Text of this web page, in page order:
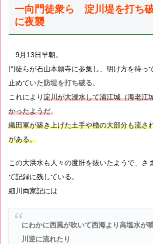
一向門徒衆ら 淀川堤を打ち
に夜襲
9月13日早朝。
門徒らが石山本願寺に参集し、明け方を待っ
止めていた防堤を打ち破る。
これにより淀川が大浸水して浦江城（海老江
かったようだ。
織田軍が築き上げた土手や櫓の大部分も流さ
がある。
この大洪水も人々の度肝を抜いたようで、さ
て記録に残している。
細川両家記には
にわかに西風が吹いて西海より高塩水が
川逆に流れたり